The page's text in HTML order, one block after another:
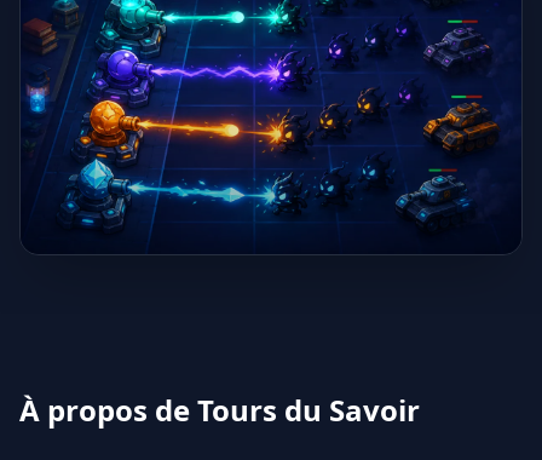
À propos de Tours du Savoir